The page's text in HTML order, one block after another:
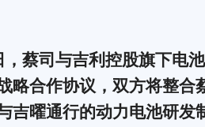
蔡司与吉利控股旗下电
略合作协议，双方将整合
吉曜通行的动力电池研发